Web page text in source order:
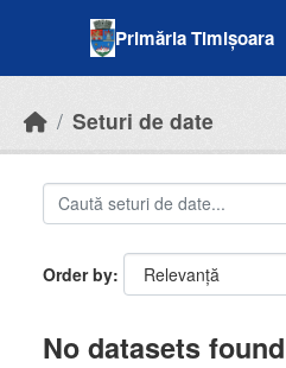
Primăria Timișoara
Seturi de date
Order by
No datasets found